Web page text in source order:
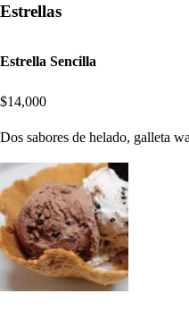
Estrellas
Estrella Sencilla
$14,000
Dos sabores de helado, galleta